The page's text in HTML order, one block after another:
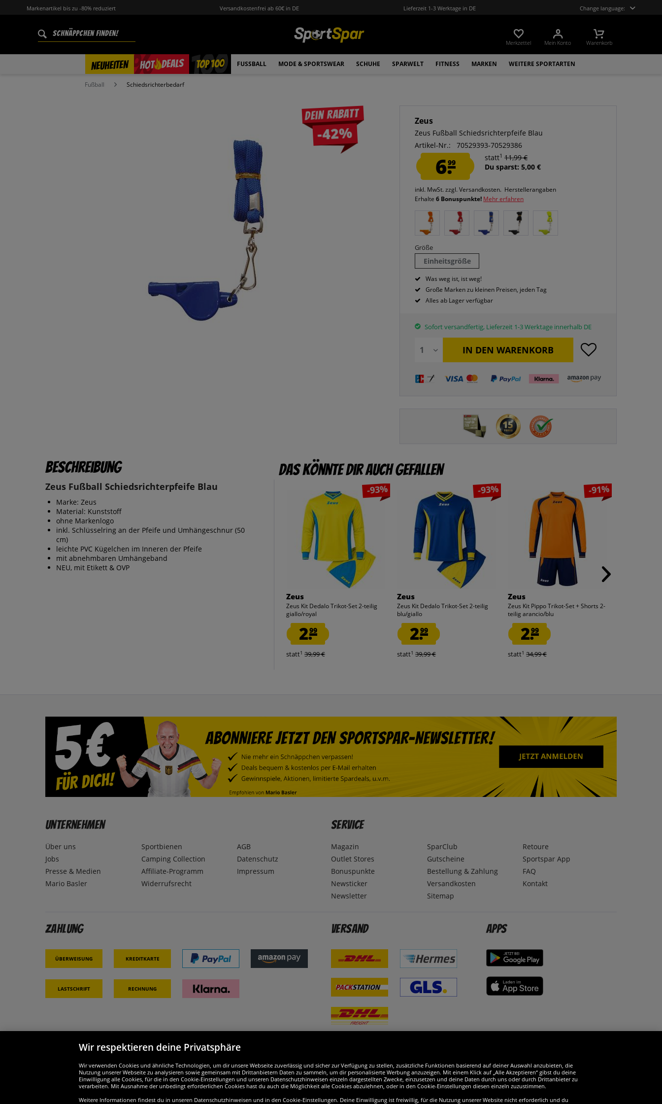
Markenartikel bis zu -80% reduziert Versandkostenfrei ab 60€ in DE Lieferzeit 1-3 Werktage in DE Change language:
Merkzettel Mein Konto Warenkorb
NEUHEITEN HOT DEALS
% TOP 100 FUSSBALL MODE & SPORTSWEAR SCHUHE SPARWELT FITNESS MARKEN WEITERE SPORTARTEN
Fußball Schiedsrichterbedarf
Dein Rabatt
-42%
Zeus
Zeus Fußball Schiedsrichterpfeife Blau
Artikel-Nr.:
70529393-70529386
6.99
statt1 11,99 €
Du sparst: 5,00 €
inkl. MwSt.zzgl. Versandkosten. Herstellerangaben
Erhalte6 Bonuspunkte! Mehr erfahren
Größe
Einheitsgröße
Was weg ist, ist weg!
Große Marken zu kleinen Preisen, jeden Tag
Alles ab Lager verfügbar
Sofort versandfertig, Lieferzeit 1-3 Werktage innerhalb DE
IN DEN WARENKORB
Beschreibung
Zeus Fußball Schiedsrichterpfeife Blau
Marke: Zeus
Material: Kunststoff
ohne Markenlogo
inkl. Schlüsselring an der Pfeife und Umhängeschnur (50
cm)
leichte PVC Kügelchen im Inneren der Pfeife
mit abnehmbaren Umhängeband
NEU, mit Etikett & OVP
Das könnte dir auch gefallen
-93%
Zeus
Zeus Kit Dedalo Trikot-Set 2-teilig
giallo/royal
2.99
statt1 39,99 €
-93%
Zeus
Zeus Kit Dedalo Trikot-Set 2-teilig
blu/giallo
2.99
statt1 39,99 €
-91%
Zeus
Zeus Kit Pippo Trikot-Set + Shorts 2-
teilig arancio/blu
2.99
statt1 34,99 €
Unternehmen
Über uns
Jobs
Presse & Medien
Mario Basler
Sportbienen
Camping Collection
Affiliate-Programm
Widerrufsrecht
AGB
Datenschutz
Impressum
Service
Magazin
Outlet Stores
Bonuspunkte
Newsticker
Newsletter
SparClub
Gutscheine
Bestellung & Zahlung
Versandkosten
Sitemap
Retoure
Sportspar App
FAQ
Kontakt
Zahlung
Überweisung Kreditkarte
Lastschrift Rechnung
Versand Apps
Partner & Sicherheit Wir sind ausgezeichnet
Wir respektieren deine Privatsphäre
Wir verwenden Cookies und ähnliche Technologien, um dir unsere Webseite zuverlässig und sicher zur Verfügung zu stellen, zusätzliche Funktionen basierend auf deiner Auswahl anzubieten, die
Nutzung unserer Webseite zu analysieren sowie gemeinsam mit Drittanbietern Daten zu sammeln, um dir personalisierte Werbung anzuzeigen. Mit einem Klick auf „Alle Akzeptieren“ gibst du deine
Einwilligung alle Cookies, für die in den Cookie-Einstellungen und unseren Datenschutzhinweisen einzeln dargestellten Zwecke, einzusetzen und deine Daten durch uns oder durch Drittanbieter zu
verarbeiten. Mit Ausnahme der unbedingt erforderlichen Cookies hast du auch die Möglichkeit alle Cookies abzulehnen, oder in den Cookie-Einstellungen diesen einzeln zuzustimmen.
Weitere Informationen findest du in unseren Datenschutzhinweisen und in den Cookie-Einstellungen. Deine Einwilligung ist freiwillig, für die Nutzung unserer Website nicht erforderlich und du